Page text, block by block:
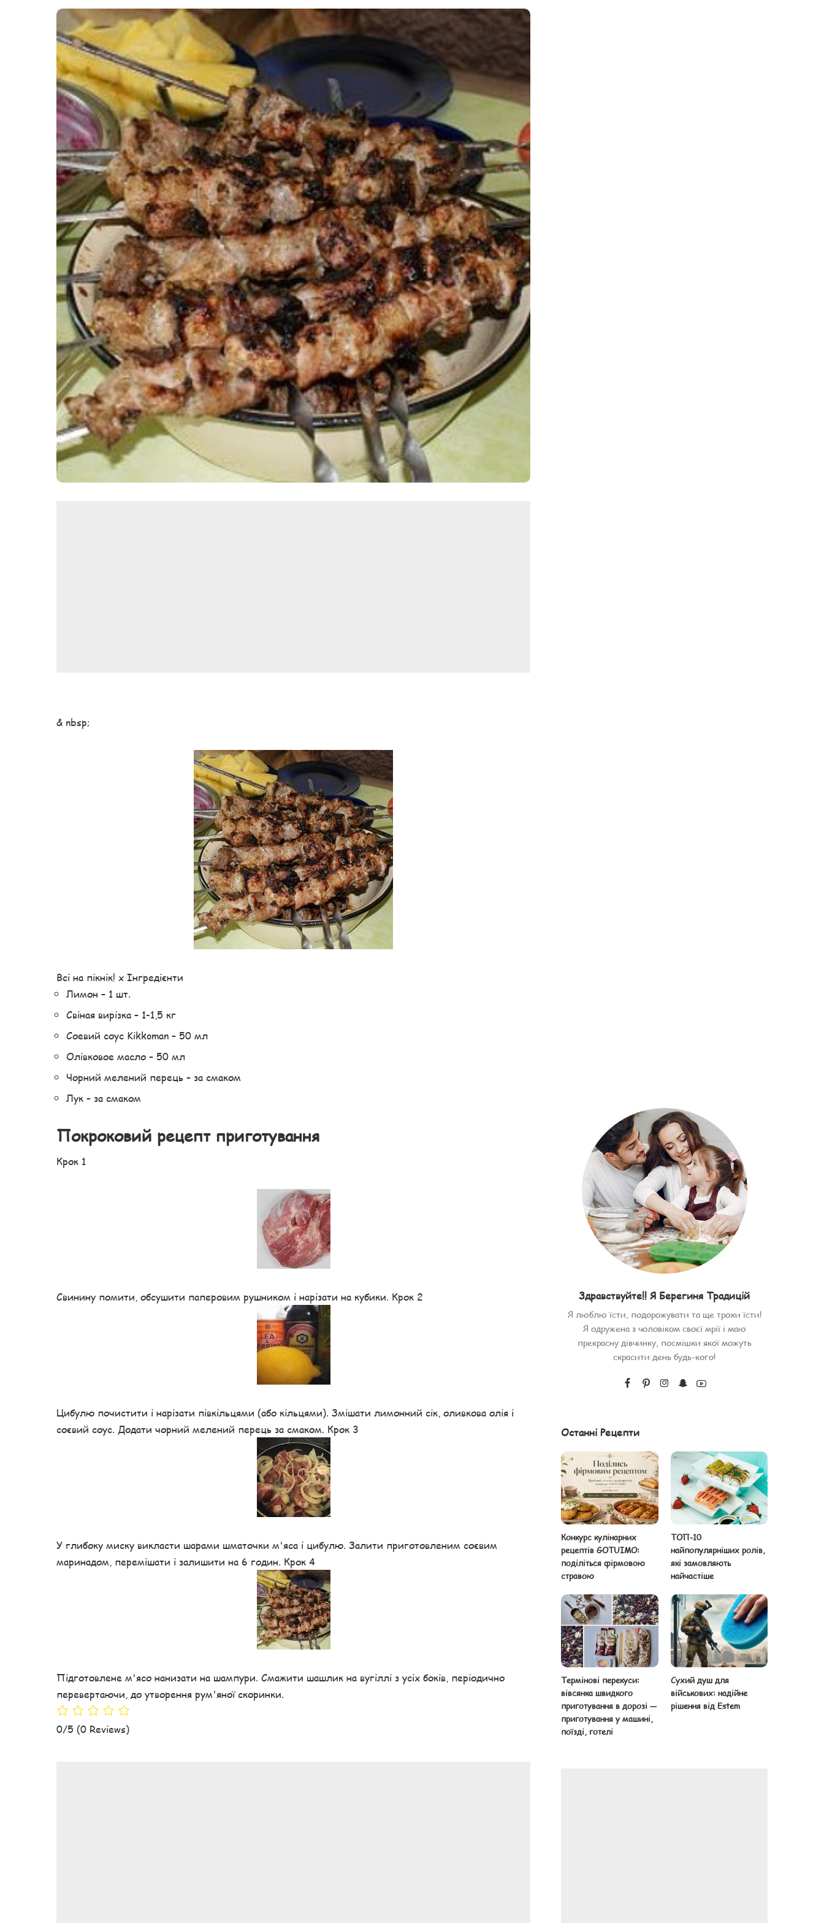
Мясо по-французьки
Шинка
Рецепти із фаршу
& nbsp;
Всі на пікнік! x Інгредієнти
Лимон – 1 шт.
Cвіная вирізка – 1-1,5 кг
Cоевий соус Kikkoman – 50 мл
Oлівковое масло – 50 мл
Чорний мелений перець – за смаком
Лук – за смаком
Покроковий рецепт приготування
Крок 1
Свинину помити, обсушити паперовим рушником і нарізати на кубики. Крок 2
Цибулю почистити і нарізати півкільцями (або кільцями). Змішати лимонний сік, оливкова олія і
соєвий соус. Додати чорний мелений перець за смаком. Крок 3
У глибоку миску викласти шарами шматочки м'яса і цибулю. Залити приготовленим соєвим
маринадом, перемішати і залишити на 6 годин. Крок 4
Підготовлене м'ясо нанизати на шампури. Смажити шашлик на вугіллі з усіх боків, періодично
перевертаючи, до утворення рум'яної скоринки.
0/5 (0 Reviews)
Здравствуйте!! Я Берегиня Традицій
Я люблю їсти, подорожувати та ще трохи їсти!
Я одружена з чоловіком своєї мрії і маю
прекрасну дівчинку, посмішки якої можуть
скрасити день будь-кого!
Останні Рецепти
Конкурс кулінарних
рецептів GOTUIMO:
поділіться фірмовою
стравою
ТОП-10
найпопулярніших ролів,
які замовляють
найчастіше
Термінові перекуси:
вівсянка швидкого
приготування в дорозі —
приготування у машині,
поїзді, готелі
Сухий душ для
військових: надійне
рішення від Estem